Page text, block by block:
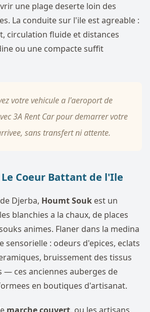
une plage deserte loin des
La conduite sur l'ile est agreable :
circulation fluide et distances
ou une compacte suffit
votre vehicule a l'aeroport de
3A Rent Car pour demarrer votre
sans transfert ni attente.
Coeur Battant de l'Ile
Djerba, Houmt Souk est un
blanchies a la chaux, de places
animes. Flaner dans la medina
sensorielle : odeurs d'epices, eclats
bruissement des tissus
— ces anciennes auberges de
en boutiques d'artisanat.